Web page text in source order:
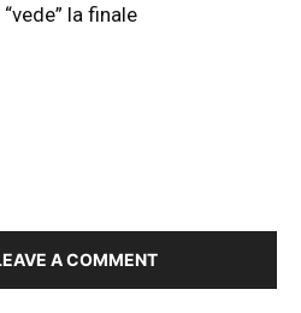
la finale
A COMMENT